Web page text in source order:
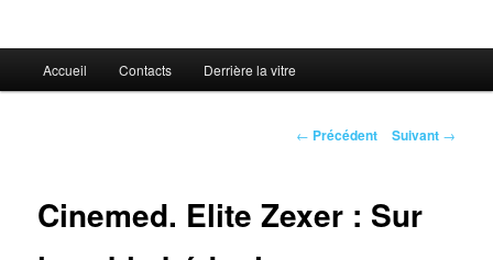
principal
Accueil Contacts Derrière la vitre
Navigation
← Précédent Suivant →
Cinemed. Elite Zexer : Sur